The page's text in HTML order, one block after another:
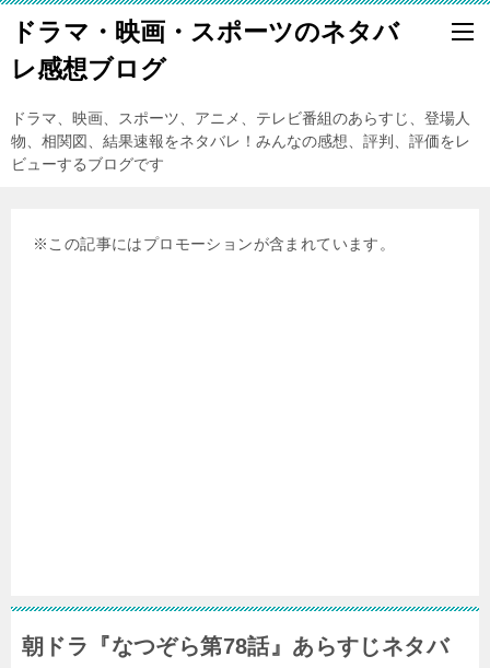
ドラマ・映画・スポーツのネタバ
レ感想ブログ
ドラマ、映画、スポーツ、アニメ、テレビ番組のあらすじ、登場人
物、相関図、結果速報をネタバレ！みんなの感想、評判、評価をレ
ビューするブログです
※この記事にはプロモーションが含まれています。
朝ドラ『なつぞら第78話』あらすじネタバ